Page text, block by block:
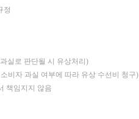
정
실로 판단될 시 유상처리)
비자 과실 여부에 따라 유상 수선비 청구)
책임지지 않음